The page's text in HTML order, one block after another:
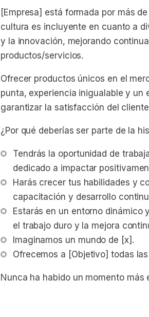
[Empresa] está formada por más
cultura es incluyente en cuanto a
y la innovación, mejorando
productos/servicios.
Ofrecer productos únicos en el
punta, experiencia inigualable y un
garantizar la satisfacción del
¿Por qué deberías ser parte de la
Tendrás la oportunidad de
dedicado a impactar
Harás crecer tus habilidades y
capacitación y desarrollo
Estarás en un entorno dinámico
el trabajo duro y la mejora
Imaginamos un mundo de [x].
Ofrecemos a [Objetivo] todas
Nunca ha habido un momento